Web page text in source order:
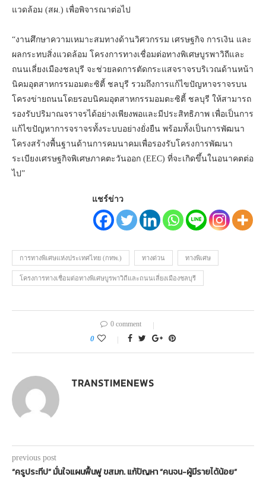
แวดล้อม (สผ.) เพื่อพิจารณาต่อไป
“งานศึกษาความเหมาะสมทางด้านวิศวกรรม เศรษฐกิจ การเงิน และ
ผลกระทบสิ่งแวดล้อม โครงการทางเชื่อมต่อทางพิเศษบูรพาวิถีและ
ถนนเลี่ยงเมืองชลบุรี จะช่วยลดการตัดกระแสจราจรบริเวณด้านหน้า
นิคมอุตสาหกรรมอมตะซิตี้ ชลบุรี รวมถึงการแก้ไขปัญหาจราจรบน
โครงข่ายถนนโดยรอบนิคมอุตสาหกรรมอมตะซิตี้ ชลบุรี ให้สามารถ
รองรับปริมาณจราจรได้อย่างเพียงพอและมีประสิทธิภาพ เพื่อเป็นการ
แก้ไขปัญหาการจราจรทั้งระบบอย่างยั่งยืน พร้อมทั้งเป็นการพัฒนา
โครงสร้างพื้นฐานด้านการคมนาคมเพื่อรองรับโครงการพัฒนา
ระเบียงเศรษฐกิจพิเศษภาคตะวันออก (EEC) ที่จะเกิดขึ้นในอนาคตต่อ
ไป”
แชร์ข่าว
การทางพิเศษแห่งประเทศไทย (กทพ.) ทางด่วน ทางพิเศษ
โครงการทางเชื่อมต่อทางพิเศษบูรพาวิถีและถนนเลี่ยงเมืองชลบุรี
0 comment
0
TRANSTIMENEWS
previous post
“ครูประทีป” มั่นใจแผนฟื้นฟู ขสมก. แก้ปัญหา “คนจน-ผู้มีรายได้น้อย”